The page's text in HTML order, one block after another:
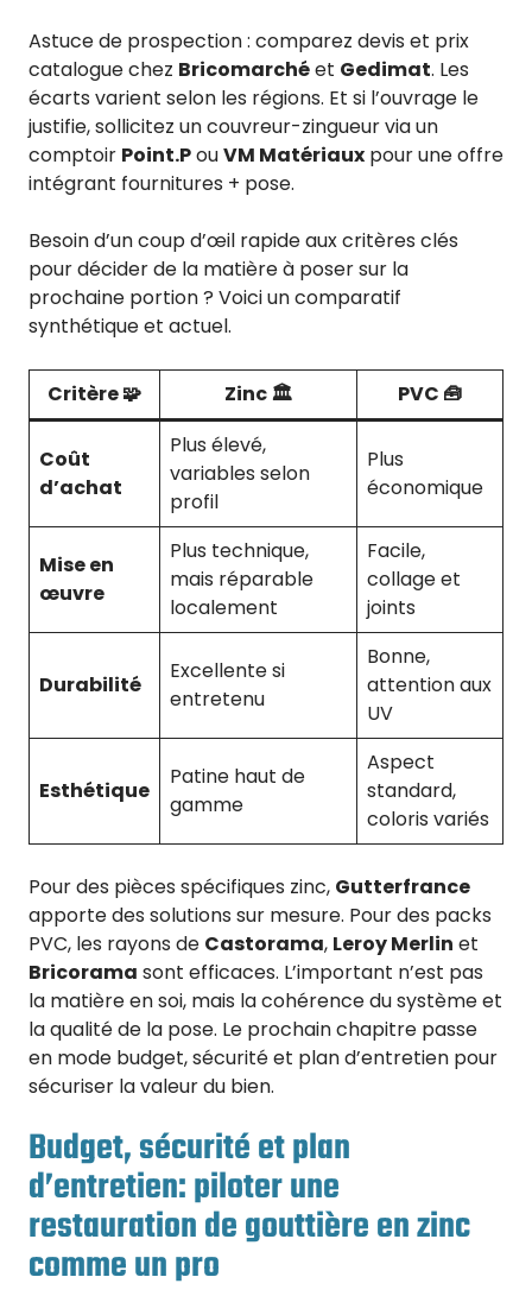
Astuce de prospection : comparez devis et prix
catalogue chez Bricomarchéet Gedimat. Les
écarts varient selon les régions. Et si l’ouvrage le
justifie, sollicitez un couvreur-zingueur via un
comptoir Point.PouVM Matériaux pour une offre
intégrant fournitures + pose.
Besoin d’un coup d’œil rapide aux critères clés
pour décider de la matière à poser sur la
prochaine portion ? Voici un comparatif
synthétique et actuel.
Critère🧩 Zinc🏛️ PVC 🧰
Coût
d’achat
Plus élevé,
variables selon
profil
Plus
économique
Mise en
œuvre
Plus technique,
mais réparable
localement
Facile,
collage et
joints
Durabilité
Excellente si
entretenu
Bonne,
attention aux
UV
Esthétique
Patine haut de
gamme
Aspect
standard,
coloris variés
Pour des pièces spécifiques zinc, Gutterfrance
apporte des solutions sur mesure. Pour des packs
PVC, les rayons de Castorama, Leroy Merlin et
Bricorama sont efficaces. L’important n’est pas
la matière en soi, mais la cohérence du système et
la qualité de la pose. Le prochain chapitre passe
en mode budget, sécurité et plan d’entretien pour
sécuriser la valeur du bien.
Budget, sécurité et plan
d’entretien: piloter une
restauration de gouttière en zinc
comme un pro